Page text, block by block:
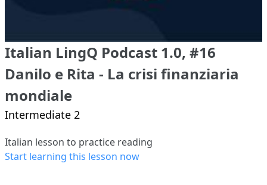
Italian LingQ Podcast 1.0, #16
Danilo e Rita - La crisi finanziaria
mondiale
Intermediate 2
Italian lesson to practice reading
Start learning this lesson now